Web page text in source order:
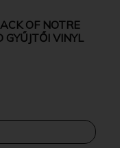
OF NOTRE
VINYL